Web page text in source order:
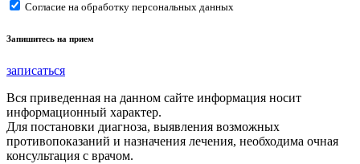
Согласие на обработку персональных данных
Запишитесь на прием
записаться
Вся приведенная на данном сайте информация носит
информационный характер.
Для постановки диагноза, выявления возможных
противопоказаний и назначения лечения, необходима очная
консультация с врачом.